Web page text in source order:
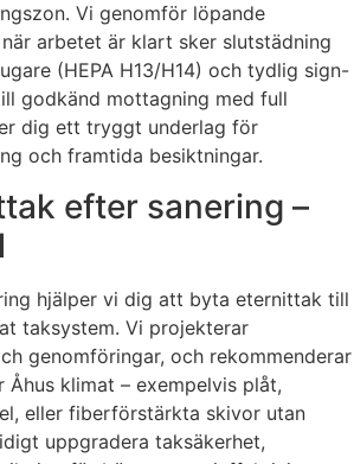
Vi genomför löpande
arbetet är klart sker slutstädning
(HEPA H13/H14) och tydlig sign-
godkänd mottagning med full
dig ett tryggt underlag för
och framtida besiktningar.
efter sanering –
hjälper vi dig att byta eternittak till
taksystem. Vi projekterar
genomföringar, och rekommenderar
Åhus klimat – exempelvis plåt,
eller fiberförstärkta skivor utan
uppgradera taksäkerhet,